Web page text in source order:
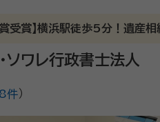
賞受賞】横浜駅徒歩5分！遺産
ソワレ行政書士法人
件）